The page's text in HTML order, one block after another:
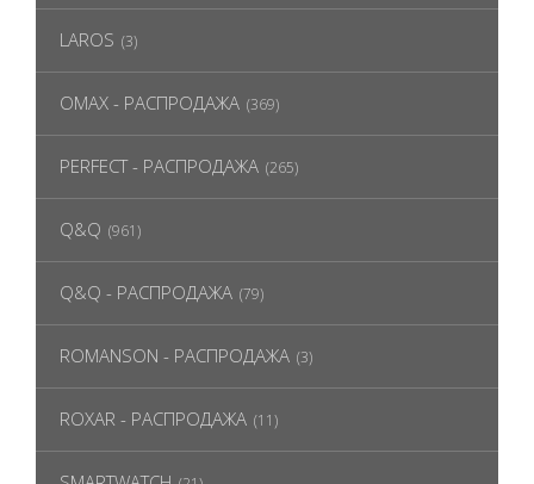
LAROS (3)
OMAX - РАСПРОДАЖА (369)
PERFECT - РАСПРОДАЖА (265)
Q&Q (961)
Q&Q - РАСПРОДАЖА (79)
ROMANSON - РАСПРОДАЖА (3)
ROXAR - РАСПРОДАЖА (11)